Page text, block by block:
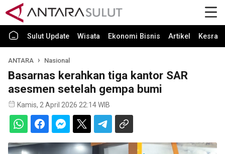
Sulut Update Wisata Ekonomi Bisnis Artikel Kesra
ANTARA Nasional
Basarnas kerahkan tiga kantor SAR
asesmen setelah gempa bumi
Kamis, 2 April 2026 22:14 WIB